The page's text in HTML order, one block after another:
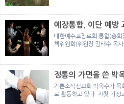
예장통합, 이단 예방
대한예수교장로회 통합(총
책위원회(위원장 김태수 목
정통의 가면을 쓴 박
기쁜소식선교회 박옥수가 목
로 활동하고 있다. 자칫 기성